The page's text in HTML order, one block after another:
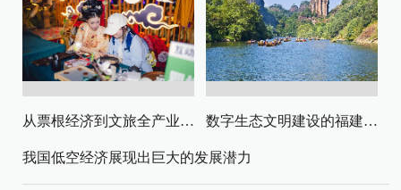
从票根经济到文旅全产业链升级 数字生态文明建设的福建路径与启示
我国低空经济展现出巨大的发展潜力